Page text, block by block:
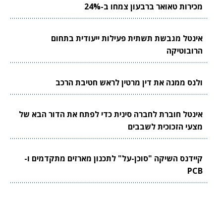
מכירות טאואר ברבעון צמחו ב-24%
אינטל מגבשת תשתית פעילות ייעודית בתחום
הרובוטיקה
ולנס ממנה את דין מרטין לראש חטיבת הרכב
אינטל חוברת לחברה סינית כדי לפתח את הדור הבא של
מצעי הזכוכית לשבבים
קיידנס השיקה "סוכן-על" לתכנון מארזים מתקדמים ו-
PCB